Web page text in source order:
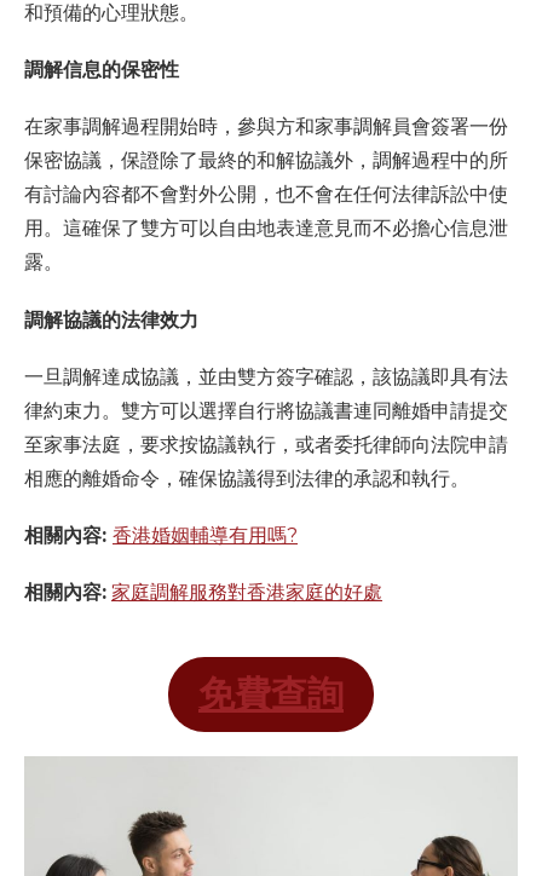
和預備的心理狀態。
調解信息的保密性
在家事調解過程開始時，參與方和家事調解員會簽署一份
保密協議，保證除了最終的和解協議外，調解過程中的所
有討論內容都不會對外公開，也不會在任何法律訴訟中使
用。這確保了雙方可以自由地表達意見而不必擔心信息泄
露。
調解協議的法律效力
一旦調解達成協議，並由雙方簽字確認，該協議即具有法
律約束力。雙方可以選擇自行將協議書連同離婚申請提交
至家事法庭，要求按協議執行，或者委托律師向法院申請
相應的離婚命令，確保協議得到法律的承認和執行。
相關內容: 香港婚姻輔導有用嗎?
相關內容: 家庭調解服務對香港家庭的好處
免費查詢